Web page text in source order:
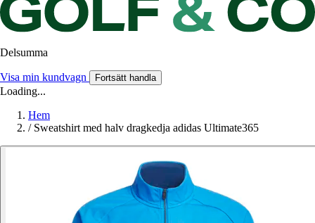
Delsumma
Visa min kundvagn Fortsätt handla
Loading...
Hem
/ Sweatshirt med halv dragkedja adidas Ultimate365